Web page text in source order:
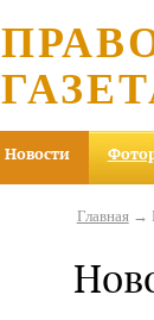
Новости
Главная→